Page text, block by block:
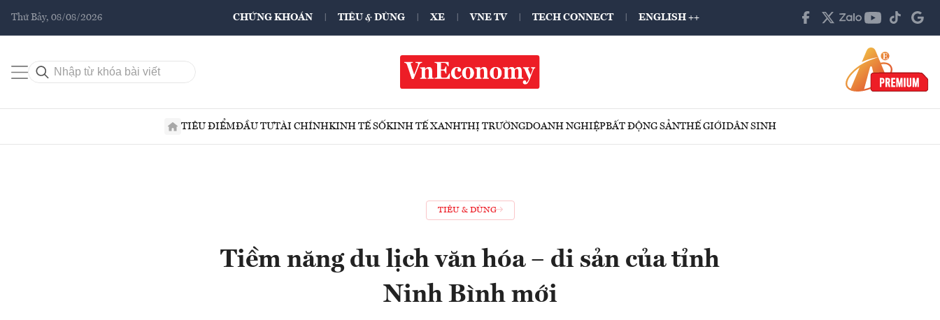
Thứ Bảy, 08/08/2026 CHỨNG KHOÁN TIÊU & DÙNG XE VNE TV TECH CONNECT ENGLISH ++
TIÊU ĐIỂMĐẦU TƯTÀI CHÍNHKINH TẾ SỐKINH TẾ XANHTHỊ TRƯỜNGDOANH NGHIỆPBẤT ĐỘNG SẢNTHẾ GIỚIDÂN SINH
TIÊU & DÙNG
Tiềm năng du lịch văn hóa – di sản của tỉnh
Ninh Bình mới